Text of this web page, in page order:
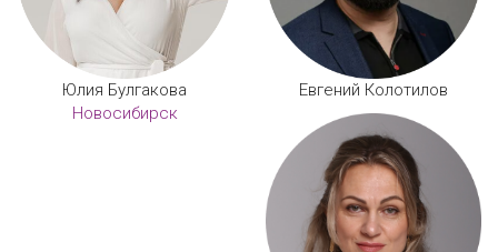
Юлия Булгакова
Новосибирск
Евгений Колотилов